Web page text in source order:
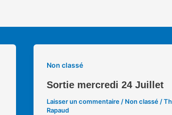
Non classé
Sortie mercredi 24 Juillet
Laisser un commentaire/ Non classé/
Rapaud